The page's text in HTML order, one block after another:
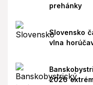
prehánky
Slovensko
vlna
2026